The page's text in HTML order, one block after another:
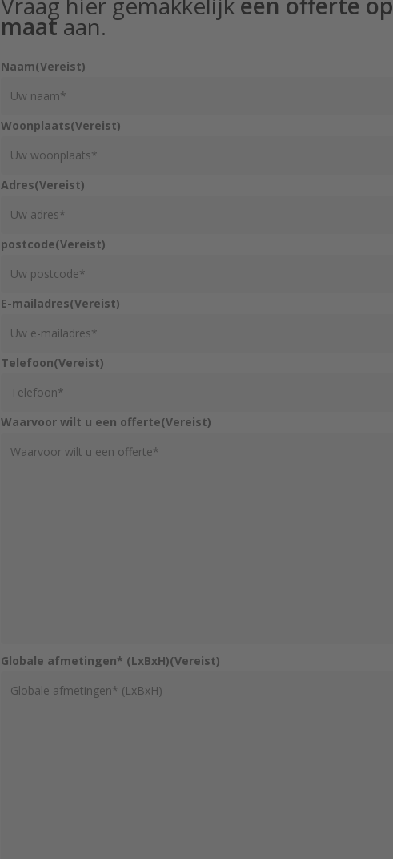
maataan.
Naam(Vereist)
Woonplaats(Vereist)
Adres(Vereist)
postcode(Vereist)
E-mailadres(Vereist)
Telefoon(Vereist)
Waarvoor wilt u een offerte(Vereist)
Globale afmetingen* (LxBxH)(Vereist)